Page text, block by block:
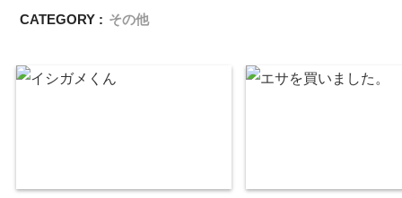
CATEGORY : その他